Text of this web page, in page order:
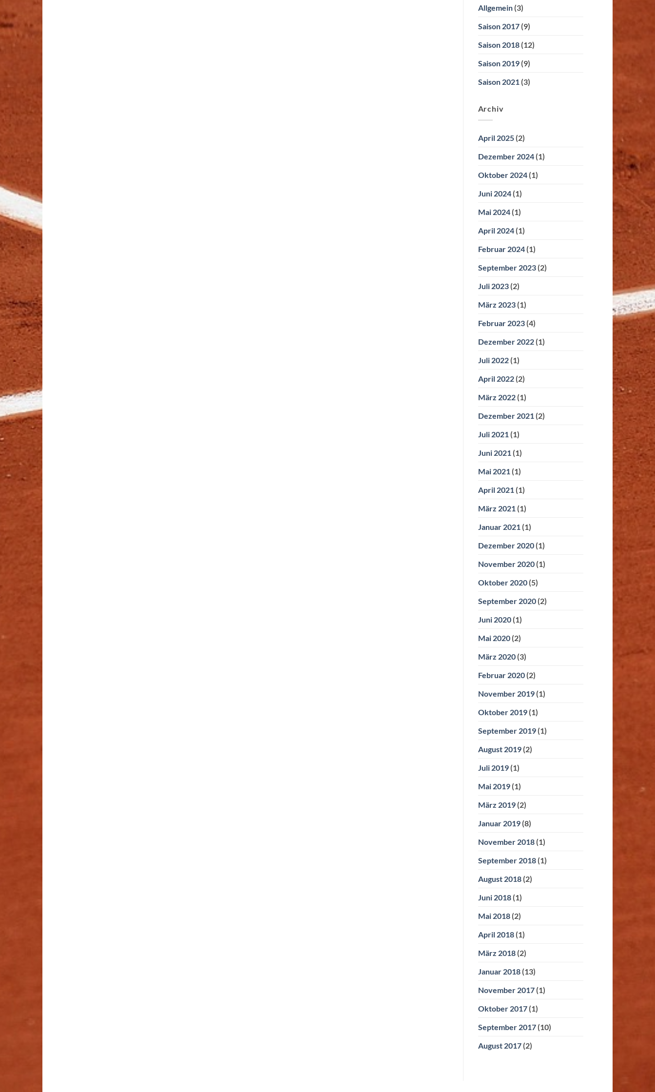
Allgemein(3)
Saison 2017(9)
Saison 2018(12)
Saison 2019(9)
Saison 2021 (3)
Archiv
April 2025(2)
Dezember 2024(1)
Oktober 2024(1)
Juni 2024(1)
Mai 2024(1)
April 2024(1)
Februar 2024(1)
September 2023(2)
Juli 2023(2)
März 2023(1)
Februar 2023(4)
Dezember 2022(1)
Juli 2022(1)
April 2022(2)
März 2022(1)
Dezember 2021(2)
Juli 2021(1)
Juni 2021(1)
Mai 2021(1)
April 2021(1)
März 2021(1)
Januar 2021(1)
Dezember 2020(1)
November 2020(1)
Oktober 2020(5)
September 2020(2)
Juni 2020(1)
Mai 2020(2)
März 2020(3)
Februar 2020(2)
November 2019(1)
Oktober 2019(1)
September 2019(1)
August 2019(2)
Juli 2019(1)
Mai 2019(1)
März 2019(2)
Januar 2019(8)
November 2018(1)
September 2018(1)
August 2018(2)
Juni 2018(1)
Mai 2018(2)
April 2018(1)
März 2018(2)
Januar 2018(13)
November 2017(1)
Oktober 2017(1)
September 2017(10)
August 2017(2)